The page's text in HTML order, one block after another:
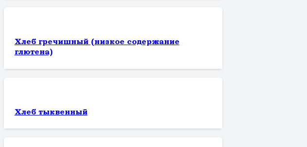
Хлеб гречишный (низкое содержание
глютена)
Хлеб тыквенный